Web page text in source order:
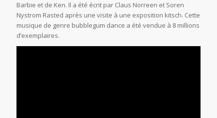
Barbie et de Ken. Il a été écrit par Claus Norreen et Soren
Nystrom Rasted après une visite à une exposition kitsch. Cette
musique de genre bubblegum dance a été vendue à 8 millions
d’exemplaires.